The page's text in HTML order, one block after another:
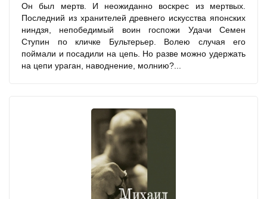
Он был мертв. И неожиданно воскрес из мертвых.
Последний из хранителей древнего искусства японских
ниндзя, непобедимый воин госпожи Удачи Семен
Ступин по кличке Бультерьер. Волею случая его
поймали и посадили на цепь. Но разве можно удержать
на цепи ураган, наводнение, молнию?...